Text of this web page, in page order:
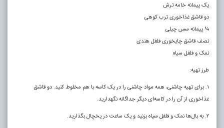
یک پیمانه خامه ترش
دو قاشق غذاخوری ترب کوهی
¼ پیمانه سس چیلی
نصف قاشق چایخوری فلفل هندی
نمک و فلفل سیاه
طرز تهیه:
۱. برای تهیه چاشنی، همه مواد چاشنی را در یک کاسه با هم مخلوط کنید. دو قاشق
غذاخوری از آن را در کاسه‌ای دیگر جداگانه نگهدارید.
۲. به بال‌ها نمک و فلفل سیاه بزنید و یک ساعت در یخچال بگذارید
.